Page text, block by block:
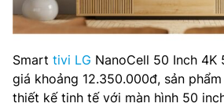
Smart tivi LG NanoCell 50 Inch 4K
giá khoảng 12.350.000đ, sản
thiết kế tinh tế với màn hình 50